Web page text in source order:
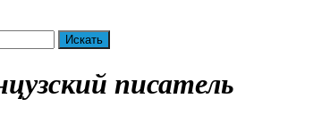
писатель